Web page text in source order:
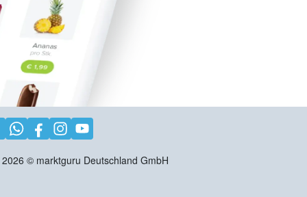
2026 © marktguru Deutschland GmbH